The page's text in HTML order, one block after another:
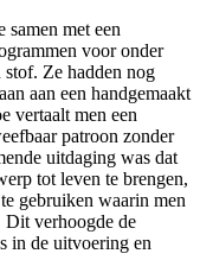
met een
voor onder
stof. Ze hadden nog
aan een handgemaakt
vertaalt men een
patroon zonder
uitdaging was dat
tot leven te brengen,
gebruiken waarin men
Dit verhoogde de
in de uitvoering en